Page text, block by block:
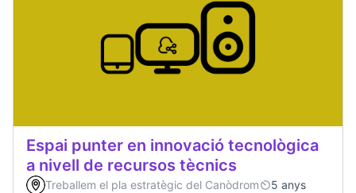
Espai punter en innovació tecnològica
a nivell de recursos tècnics
Treballem el pla estratègic del Canòdrom
5 anys